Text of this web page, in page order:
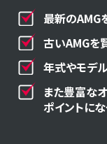
最新のAMG
古いAMGを
年式やモデ
また豊富な
ポイントにな